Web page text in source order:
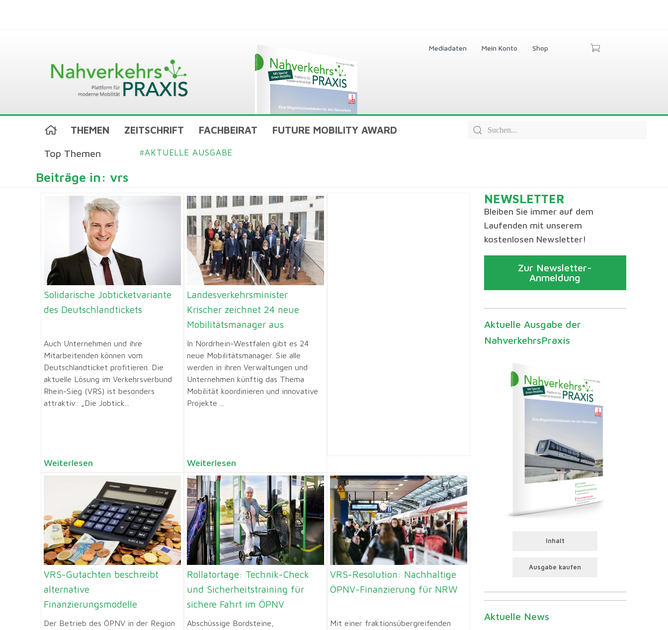
Mediadaten Mein Konto Shop
THEMEN ZEITSCHRIFT FACHBEIRAT FUTURE MOBILITY AWARD
Top Themen #AKTUELLE AUSGABE
Beiträge in: vrs
Solidarische Jobticketvariante
des Deutschlandtickets
Auch Unternehmen und ihre
Mitarbeitenden können vom
Deutschlandticket profitieren. Die
aktuelle Lösung im Verkehrsverbund
Rhein-Sieg (VRS) ist besonders
attraktiv: „Die Jobtick...
Weiterlesen
Landesverkehrsminister
Krischer zeichnet 24 neue
Mobilitätsmanager aus
In Nordrhein-Westfalen gibt es 24
neue Mobilitätsmanager. Sie alle
werden in ihren Verwaltungen und
Unternehmen künftig das Thema
Mobilität koordinieren und innovative
Projekte ...
Weiterlesen
VRS-Gutachten beschreibt
alternative
Finanzierungsmodelle
Der Betrieb des ÖPNV in der Region
Rollatortage: Technik-Check
und Sicherheitstraining für
sichere Fahrt im ÖPNV
Abschüssige Bordsteine,
VRS-Resolution: Nachhaltige
ÖPNV-Finanzierung für NRW
Mit einer fraktionsübergreifenden
NEWSLETTER
Bleiben Sie immer auf dem
Laufenden mit unserem
kostenlosen Newsletter!
Zur Newsletter-
Anmeldung
Aktuelle Ausgabe der
NahverkehrsPraxis
Inhalt
Ausgabe kaufen
Aktuelle News